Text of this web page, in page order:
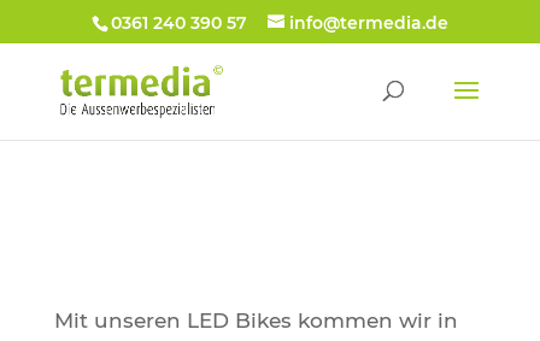
0361 240 390 57 info@termedia.de
Mit unseren LED Bikes kommen wir in